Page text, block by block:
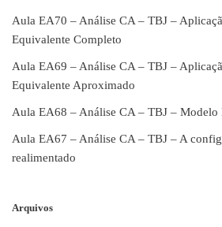
Aula EA70 – Análise CA – TBJ –
Equivalente Completo
Aula EA69 – Análise CA – TBJ –
Equivalente Aproximado
Aula EA68 – Análise CA – TBJ –
Aula EA67 – Análise CA – TBJ – A
realimentado
Arquivos